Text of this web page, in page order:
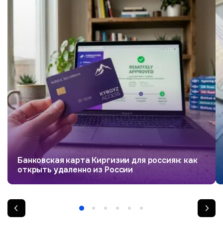
Банковская карта Киргизии для россиян: как
открыть удаленно из России